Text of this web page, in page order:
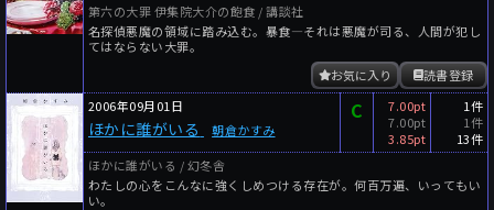
第六の大罪 伊集院大介の飽食 / 講談社
名探偵悪魔の領域に踏み込む。暴食―それは悪魔が司る、人間が犯し
てはならない大罪。
読書登録
お気に入り
2006年09月01日
ほかに誰がいる 朝倉かすみ
C
7.00pt
7.00pt
3.85pt
1件
1件
13件
ほかに誰がいる / 幻冬舎
わたしの心をこんなに強くしめつける存在が。何百万遍、いってもい
い。